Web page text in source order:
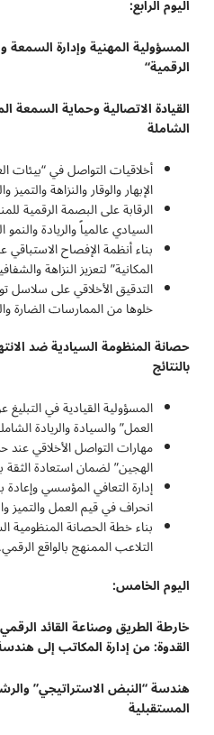
اليوم الرابع:
المسؤولية المهنية وإدارة السمعة
الرقمية“
القيادة الاتصالية وحماية السمعة
الشاملة
أخلاقيات التواصل في “بيئات
الإبهار والوقار والنزاهة والتميز
الرقابة على البصمة الرقمية
السيادي عالمياً والريادة
بناء أنظمة الإفصاح
المكانية” لتعزيز النزاهة
التدقيق الأخلاقي على سلاسل
خلوها من الممارسات الضارة
حصانة المنظومة السيادية ضد
بالنتائج
المسؤولية القيادية في
العمل” والسيادة والريادة
مهارات التواصل الأخلاقي
الهجين” لضمان استعادة الثقة
إدارة التعافي المؤسسي
انحراف في قيم العمل والتميز
بناء خطة الحصانة المنظومية
التلاعب الممنهج بالواقع الرقمي.
اليوم الخامس:
خارطة الطريق وصناعة القائد الرقمي
القدوة: من إدارة المكاتب إلى
هندسة “النبض الاستراتيجي”
المستقبلية